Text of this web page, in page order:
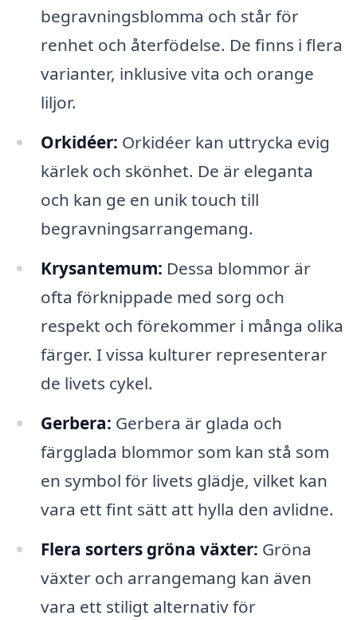
begravningsblomma och står för
renhet och återfödelse. De finns i flera
varianter, inklusive vita och orange
liljor.
Orkidéer: Orkidéer kan uttrycka evig
kärlek och skönhet. De är eleganta
och kan ge en unik touch till
begravningsarrangemang.
Krysantemum: Dessa blommor är
ofta förknippade med sorg och
respekt och förekommer i många olika
färger. I vissa kulturer representerar
de livets cykel.
Gerbera: Gerbera är glada och
färgglada blommor som kan stå som
en symbol för livets glädje, vilket kan
vara ett fint sätt att hylla den avlidne.
Flera sorters gröna växter: Gröna
växter och arrangemang kan även
vara ett stiligt alternativ för